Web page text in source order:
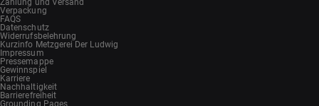
Zahlung und Versand
Verpackung
FAQS
Datenschutz
Widerrufsbelehrung
Kurzinfo Metzgerei Der Ludwig
Impressum
Pressemappe
Gewinnspiel
Karriere
Nachhaltigkeit
Barrierefreiheit